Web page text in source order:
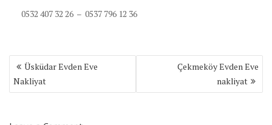
0532 407 32 26 – 0537 796 12 36
Yazı
dolaşımı
Üsküdar Evden Eve
Nakliyat
Çekmeköy Evden Eve
nakliyat